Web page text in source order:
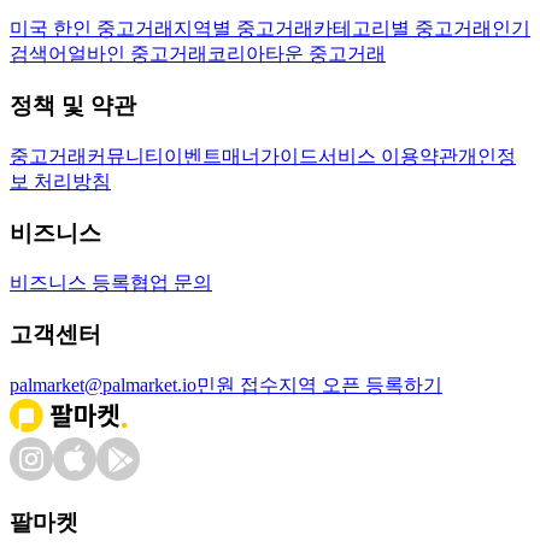
미국 한인 중고거래 지역별 중고거래 카테고리별 중고거래 인기
검색어 얼바인 중고거래 코리아타운 중고거래
정책 및 약관
중고거래 커뮤니티 이벤트매너가이드서비스 이용약관개인정
보 처리방침
비즈니스
비즈니스 등록협업 문의
고객센터
palmarket@palmarket.io민원 접수지역 오픈 등록하기
팔마켓